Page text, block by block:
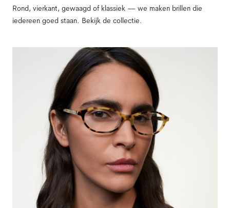
Rond, vierkant, gewaagd of klassiek — we maken brillen die
iedereen goed staan. Bekijk de collectie.